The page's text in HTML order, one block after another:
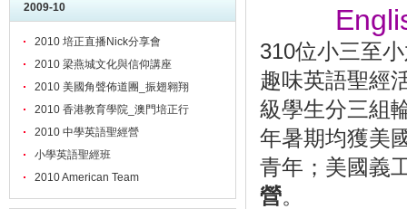
2009-10
2010 培正直播Nick分享會
2010 梁燕城文化與信仰講座
2010 美國角聲佈道團_振翅翱翔
2010 香港教育學院_澳門培正行
2010 中學英語聖經營
小學英語聖經班
2010 American Team
310位小三至
趣味英語聖經
級學生分三組
年暑期均獲美
青年；美國義
營。